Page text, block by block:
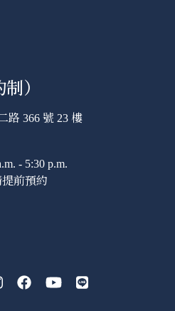
）
路 366 號 23 樓
- 5:30 p.m.
前預約